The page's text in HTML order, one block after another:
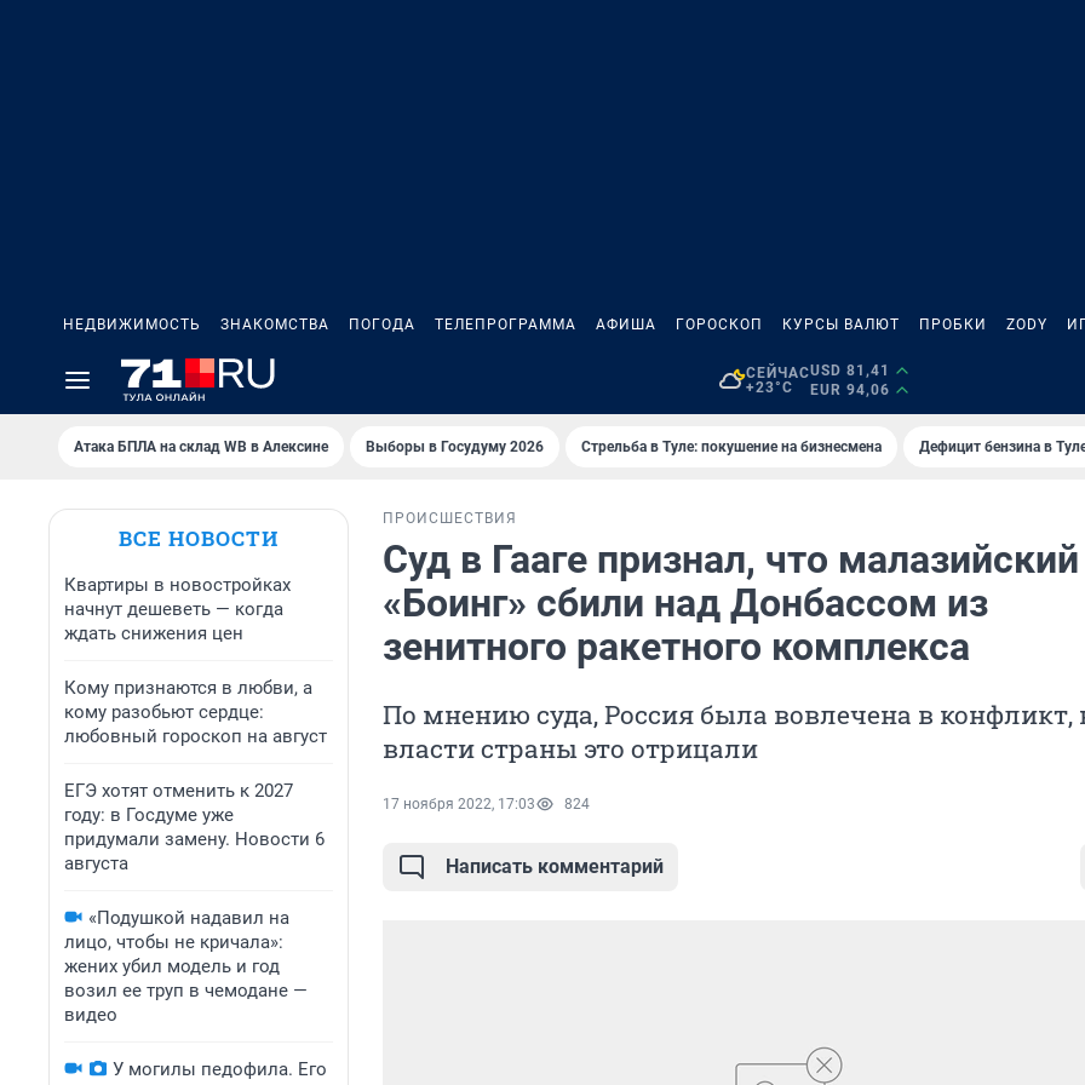
НЕДВИЖИМОСТЬ ЗНАКОМСТВА ПОГОДА ТЕЛЕПРОГРАММА АФИША ГОРОСКОП КУРСЫ ВАЛЮТ ПРОБКИ ZODY
СЕЙЧАС
+23°C
USD 81,41
EUR 94,06
Атака БПЛА на склад WB в Алексине Выборы в Госудуму 2026 Стрельба в Туле: покушение на бизнесмена Дефицит бензина в
ВСЕ НОВОСТИ
Квартиры в новостройках
начнут дешеветь — когда
ждать снижения цен
Кому признаются в любви, а
кому разобьют сердце:
любовный гороскоп на август
ЕГЭ хотят отменить к 2027
году: в Госдуме уже
придумали замену. Новости 6
августа
«Подушкой надавил на
лицо, чтобы не кричала»:
жених убил модель и год
возил ее труп в чемодане —
видео
У могилы педофила. Его
ПРОИСШЕСТВИЯ
Суд в Гааге признал, что малазийский
«Боинг» сбили над Донбассом из
зенитного ракетного комплекса
По мнению суда, Россия была вовлечена в конфликт,
власти страны это отрицали
17 ноября 2022, 17:03 824
Написать комментарий